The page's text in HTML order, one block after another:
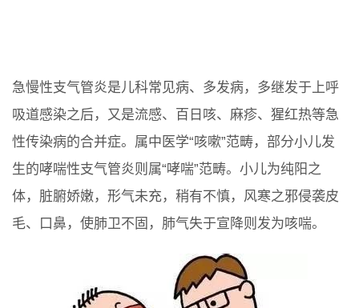
急慢性支气管炎是儿科常见病、多发病，多继发于上呼
吸道感染之后，又是流感、百日咳、麻疹、猩红热等急
性传染病的合并症。属中医学“咳嗽”范畴，部分小儿发
生的哮喘性支气管炎则属“哮喘”范畴。小儿为纯阳之
体，脏腑娇嫩，形气未充，稍有不慎，风寒之邪侵袭皮
毛、口鼻，使肺卫不固，肺气失于宣降则发为咳喘。